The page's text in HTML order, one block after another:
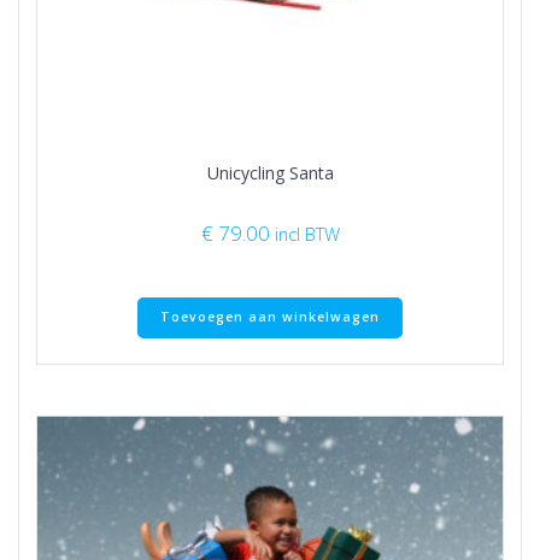
Unicycling Santa
€ 79.00 incl BTW
Toevoegen aan winkelwagen